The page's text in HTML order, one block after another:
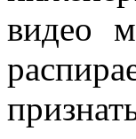
видео